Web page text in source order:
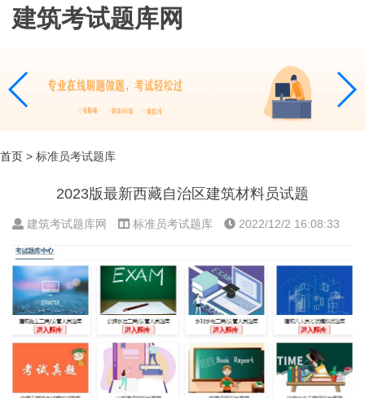
建筑考试题库网
首页 > 标准员考试题库
2023版最新西藏自治区建筑材料员试题
建筑考试题库网 标准员考试题库 2022/12/2 16:08:33